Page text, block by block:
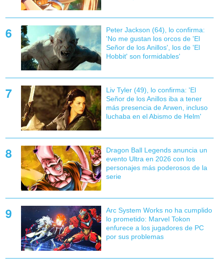
Peter Jackson (64), lo confirma:
'No me gustan los orcos de 'El
Señor de los Anillos', los de 'El
Hobbit' son formidables'
Liv Tyler (49), lo confirma: 'El
Señor de los Anillos iba a tener
más presencia de Arwen, incluso
luchaba en el Abismo de Helm'
Dragon Ball Legends anuncia un
evento Ultra en 2026 con los
personajes más poderosos de la
serie
Arc System Works no ha cumplido
lo prometido: Marvel Tokon
enfurece a los jugadores de PC
por sus problemas